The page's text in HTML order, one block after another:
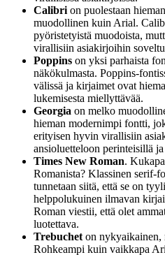
Calibri on puolestaan
muodollinen kuin Arial.
pyöristetyistä muodoista,
virallisiin asiakirjoihin
Poppins on yksi parhaista
näkökulmasta. Poppins-
välissä ja kirjaimet ovat
lukemisesta miellyttävää.
Georgia on melko
hieman modernimpi fontti,
erityisen hyvin virallisiin
ansioluetteloon perinteisillä
Times New Roman.
Romanista? Klassinen serif-
tunnetaan siitä, että se on
helppolukuinen ilmavan
Roman viestii, että olet
luotettava.
Trebuchet on nykyaikainen,
Rohkeampi kuin vaikkapa